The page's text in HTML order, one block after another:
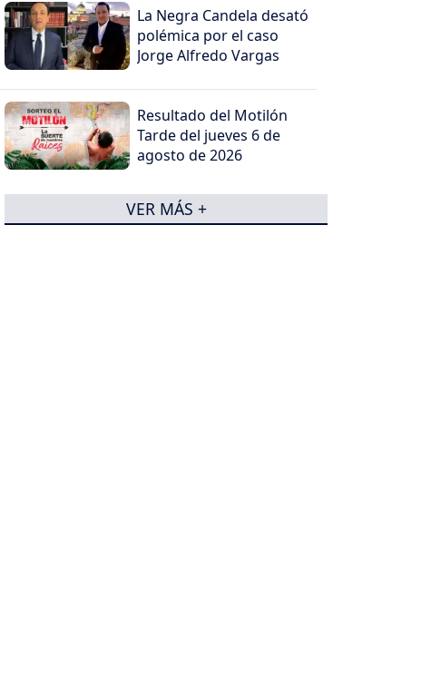
La Negra Candela desató
polémica por el caso
Jorge Alfredo Vargas
Resultado del Motilón
Tarde del jueves 6 de
agosto de 2026
VER MÁS +